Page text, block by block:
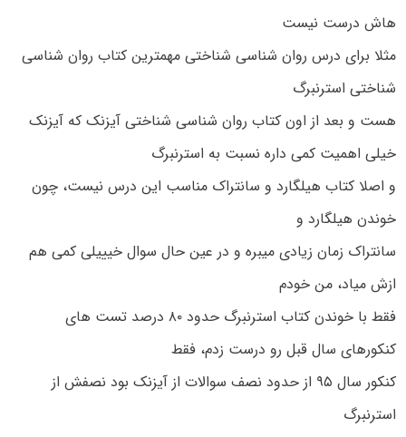
هاش درست نیست
مثلا برای درس روان شناسی شناختی مهمترین کتاب روان شناسی
شناختی استرنبرگ
هست و بعد از اون کتاب روان شناسی شناختی آیزنک که آیزنک
خیلی اهمیت کمی داره نسبت به استرنبرگ
و اصلا کتاب هیلگارد و سانتراک مناسب این درس نیست، چون
خوندن هیلگارد و
سانتراک زمان زیادی میبره و در عین حال سوال خیییلی کمی هم
ازش میاد، من خودم
فقط با خوندن کتاب استرنبرگ حدود ۸۰ درصد تست های
کنکورهای سال قبل رو درست زدم، فقط
کنکور سال ۹۵ از حدود نصف سوالات از آیزنک بود نصفش از
استرنبرگ